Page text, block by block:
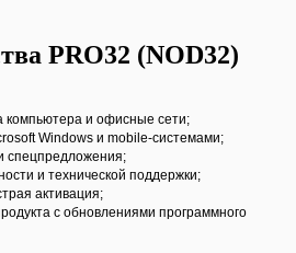
PRO32 (NOD32)
компьютера и офисные сети;
Windows и mobile-системами;
спецпредложения;
и технической поддержки;
активация;
с обновлениями программного